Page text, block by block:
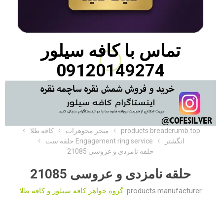
تماس باکافه سیلور
09120149274
products.breadcrumb.top متجر مجوهرات
کافه طلا
انگشتر
Engagement ring service حلقه ست
حلقه نامزدی و عروسی 21085
حلقه نامزدی و عروسی 21085
products.manufacturer: گروه جواهر کافه سیلور و کافه طلا